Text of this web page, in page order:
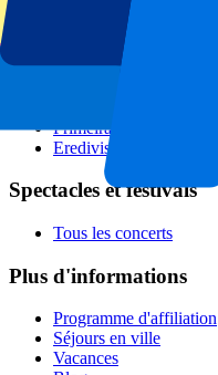
Ligue des Champions
Premier League
Serie A
Primeira Liga
Eredivisie
Spectacles et festivals
Tous les concerts
Plus d'informations
Programme d'affiliation
Séjours en ville
Vacances